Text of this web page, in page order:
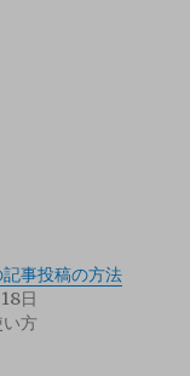
事投稿の方法
日
方